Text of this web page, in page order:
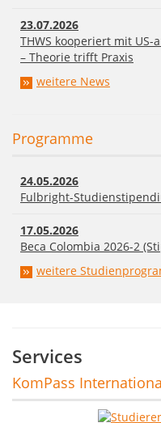
23.07.2026
THWS kooperiert mit
– Theorie trifft Praxis
weitere News
Programme
24.05.2026
Fulbright-
17.05.2026
Beca Colombia 2026-2
weitere
Services
KomPass